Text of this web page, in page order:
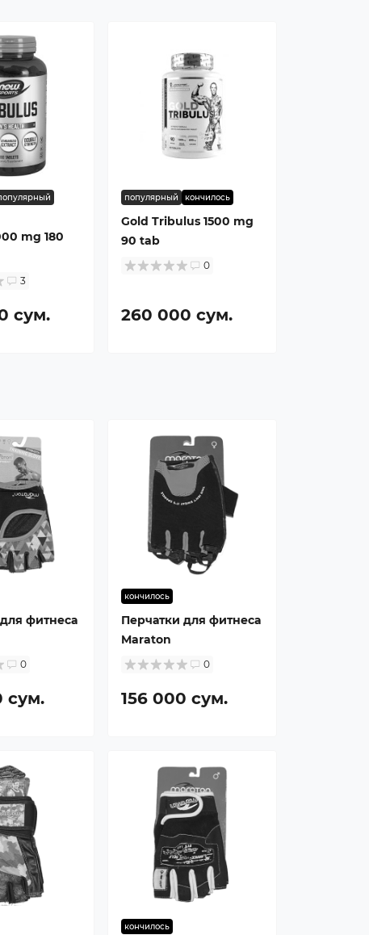
mg 180
3
сум.
популярный кончилось
Gold Tribulus 1500 mg
90 tab
0
260 000 сум.
фитнеса
0
сум.
кончилось
Перчатки для фитнеса
Maraton
0
156 000 сум.
кончилось